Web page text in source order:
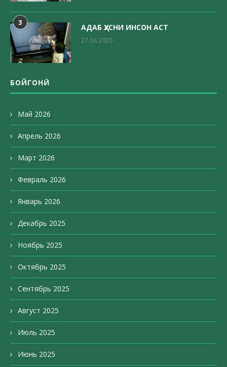
3 АДАБ ҲУСНИ ИНСОН АСТ
27.04.2020
БОЙГОНӢ
Май 2026
Апрель 2026
Март 2026
Февраль 2026
Январь 2026
Декабрь 2025
Ноябрь 2025
Октябрь 2025
Сентябрь 2025
Август 2025
Июль 2025
Июнь 2025